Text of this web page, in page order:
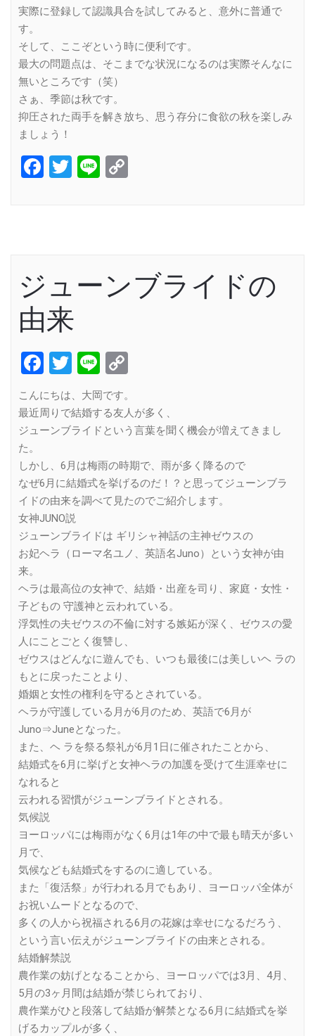
実際に登録して認識具合を試してみると、意外に普通で
す。
そして、ここぞという時に便利です。
最大の問題点は、そこまでな状況になるのは実際そんなに
無いところです（笑）
さぁ、季節は秋です。
抑圧された両手を解き放ち、思う存分に食欲の秋を楽しみ
ましょう！
Facebook
Twitter
Line
ジューンブライドの
由来
Facebook
Twitter
Line
こんにちは、大岡です。
最近周りで結婚する友人が多く、
ジューンブライドという言葉を聞く機会が増えてきまし
た。
しかし、6月は梅雨の時期で、雨が多く降るので
なぜ6月に結婚式を挙げるのだ！？と思ってジューンブラ
イドの由来を調べて見たのでご紹介します。
女神JUNO説
ジューンブライドは ギリシャ神話の主神ゼウスの
お妃ヘラ（ローマ名ユノ、英語名Juno）という女神が由
来。
ヘラは最高位の女神で、結婚・出産を司り、家庭・女性・
子どもの 守護神と云われている。
浮気性の夫ゼウスの不倫に対する嫉妬が深く、ゼウスの愛
人にことごとく復讐し、
ゼウスはどんなに遊んでも、いつも最後には美しいヘ ラの
もとに戻ったことより、
婚姻と女性の権利を守るとされている。
ヘラが守護している月が6月のため、英語で6月が
Juno⇒Juneとなった。
また、ヘ ラを祭る祭礼が6月1日に催されたことから、
結婚式を6月に挙げと女神ヘラの加護を受けて生涯幸せに
なれると
云われる習慣がジューンブライドとされる。
気候説
ヨーロッパには梅雨がなく6月は1年の中で最も晴天が多い
月で、
気候なども結婚式をするのに適している。
また「復活祭」が行われる月でもあり、ヨーロッパ全体が
お祝いムードとなるので、
多くの人から祝福される6月の花嫁は幸せになるだろう、
という言い伝えがジューンブライドの由来とされる。
結婚解禁説
農作業の妨げとなることから、ヨーロッパでは3月、4月、
5月の3ヶ月間は結婚が禁じられており、
農作業がひと段落して結婚が解禁となる6月に結婚式を挙
げるカップルが多く、